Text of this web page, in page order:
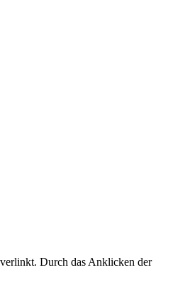
Durch das Anklicken der